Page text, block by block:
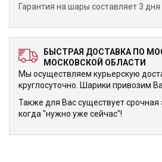
Гарантия на шары составляет 3 дня
БЫСТРАЯ ДОСТАВКА ПО
МОСКОВСКОЙ ОБЛАСТИ
Мы осуществляем курьерскую
круглосуточно. Шарики привозим
Также для Вас существует срочная
когда "нужно уже сейчас"!